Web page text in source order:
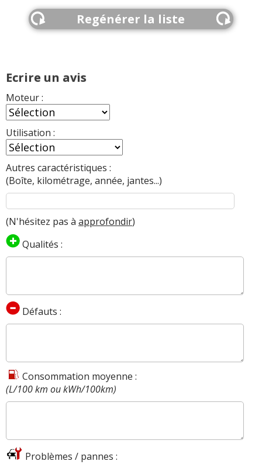
Regénérer la liste
Ecrire un avis
Moteur :
Utilisation :
Autres caractéristiques :
(Boîte, kilométrage, année, jantes...)
(N'hésitez pas à approfondir)
Qualités :
Défauts :
Consommation moyenne :
(L/100 km ou kWh/100km)
Problèmes / pannes :